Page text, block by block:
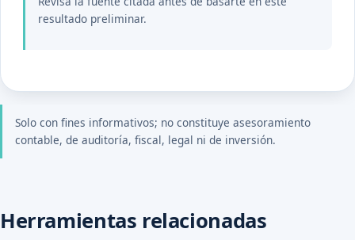
resultado preliminar.
Solo con fines informativos; no constituye asesoramiento
contable, de auditoría, fiscal, legal ni de inversión.
Herramientas relacionadas